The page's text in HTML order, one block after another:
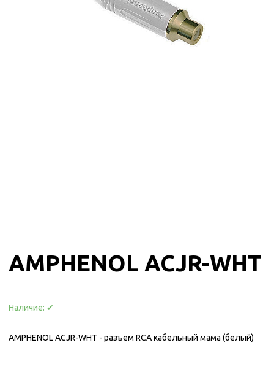
AMPHENOL ACJR-WHT
Наличие: ✔
AMPHENOL ACJR-WHT - разъем RCA кабельный мама (белый)